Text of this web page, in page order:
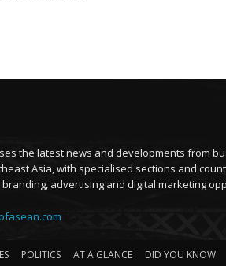
the latest news and developments from
Asia, with specialised sections and
advertising and digital marketing
POLITICS AT A GLANCE DID YOU KNOW